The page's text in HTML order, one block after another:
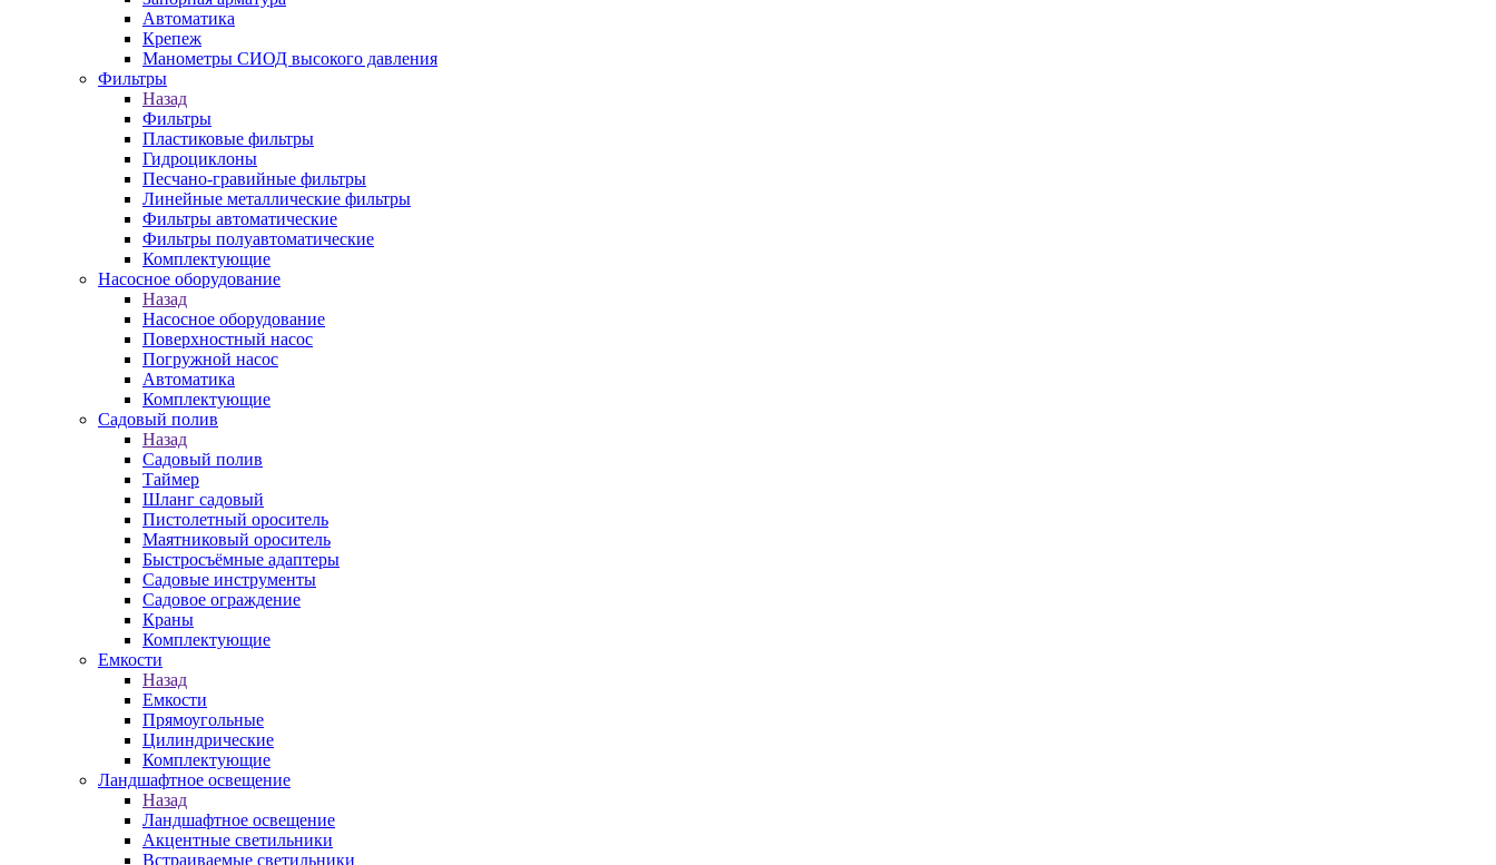
Автоматика
Крепеж
Манометры СИОД высокого давления
Фильтры
Назад
Фильтры
Пластиковые фильтры
Гидроциклоны
Песчано-гравийные фильтры
Линейные металлические фильтры
Фильтры автоматические
Фильтры полуавтоматические
Комплектующие
Насосное оборудование
Назад
Насосное оборудование
Поверхностный насос
Погружной насос
Автоматика
Комплектующие
Садовый полив
Назад
Садовый полив
Таймер
Шланг садовый
Пистолетный ороситель
Маятниковый ороситель
Быстросъёмные адаптеры
Садовые инструменты
Садовое ограждение
Краны
Комплектующие
Емкости
Назад
Емкости
Прямоугольные
Цилиндрические
Комплектующие
Ландшафтное освещение
Назад
Ландшафтное освещение
Акцентные светильники
Встраиваемые светильники